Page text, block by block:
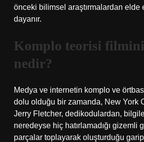
önceki bilimsel araştırmalardan elde
dayanır.
Komplo teorisi
nedir?
Medya ve internetin komplo ve
dolu olduğu bir zamanda, New York
Jerry Fletcher, dedikodulardan,
neredeyse hiç hatırlamadığı gizemli
parçalar toplayarak oluşturduğu